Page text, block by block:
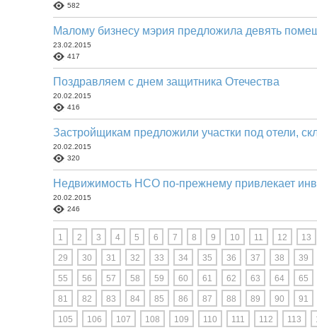
582
Малому бизнесу мэрия предложила девять
23.02.2015
417
Поздравляем с днем защитника Отечества
20.02.2015
416
Застройщикам предложили участки под отели,
20.02.2015
320
Недвижимость НСО по-прежнему привлекает
20.02.2015
246
1 2 3 4 5 6 7 8 9 10 11 12 13
29 30 31 32 33 34 35 36 37 38 39
55 56 57 58 59 60 61 62 63 64 65
81 82 83 84 85 86 87 88 89 90 91
105 106 107 108 109 110 111 112 113